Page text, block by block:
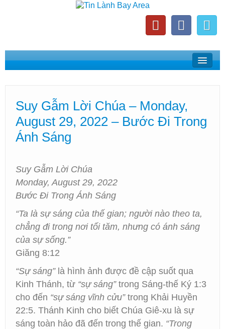
Home
Phát Thanh Tin Lành Bay Area
Các Hội Thánh Bắc California
Suy Gẫm Lời Chúa – Monday,
August 29, 2022 – Bước Đi Trong
Ánh Sáng
Suy Gẫm Lời Chúa
Monday, August 29, 2022
Bước Đi Trong Ánh Sáng
“Ta là sự sáng của thế gian; người nào theo ta,
chẳng đi trong nơi tối tăm, nhưng có ánh sáng
của sự sống.”
Giăng 8:12
“Sự sáng”là hình ảnh được đề cập suốt qua
Kinh Thánh, từ “sự sáng” trong Sáng-thế Ký 1:3
cho đến “sự sáng vĩnh cửu”trong Khải Huyền
22:5. Thánh Kinh cho biết Chúa Giê-xu là sự
sáng toàn hảo đã đến trong thế gian. “Trong